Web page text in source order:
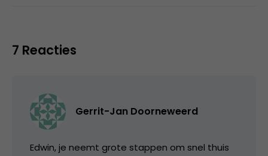
7 Reacties
Gerrit-Jan Doorneweerd
Edwin, je neemt grote stappen om snel thuis